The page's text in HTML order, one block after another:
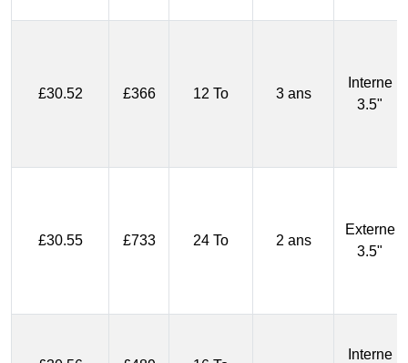
£30.52 £366 12 To 3 ans
Interne
3.5"
£30.55 £733 24 To 2 ans
Externe
3.5"
Interne